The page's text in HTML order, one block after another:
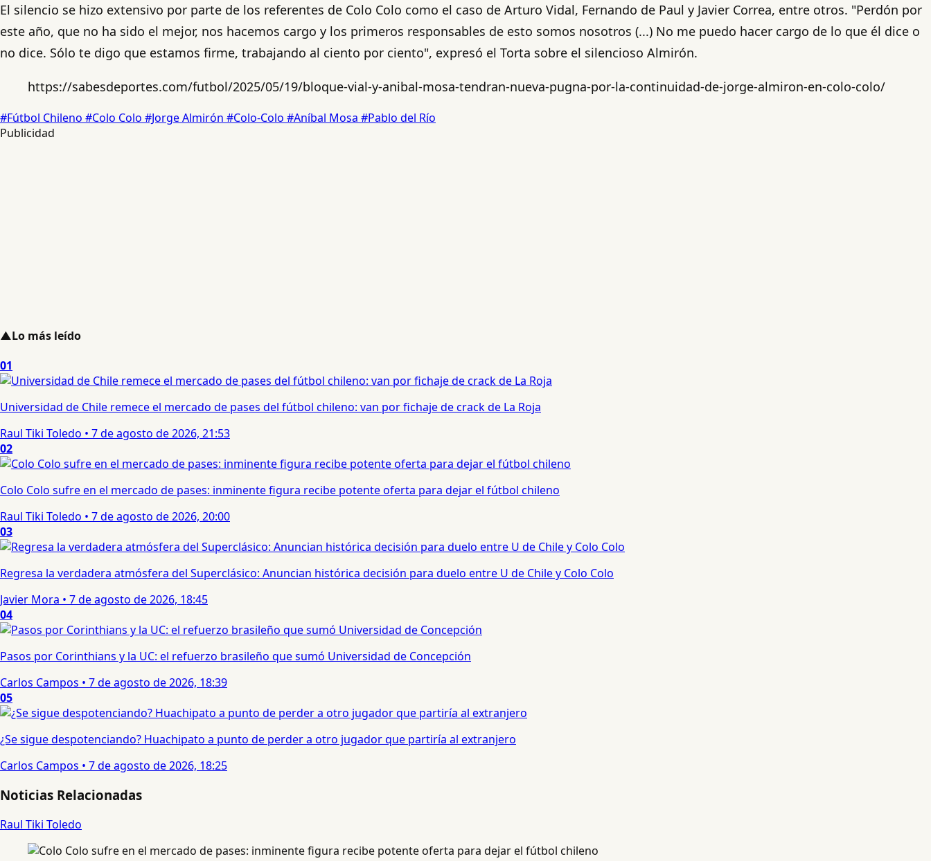
El silencio se hizo extensivo por parte de los referentes de Colo Colo como el caso de Arturo Vidal, Fernando de Paul y Javier Correa, entre otros. "Perdón por
este año, que no ha sido el mejor, nos hacemos cargo y los primeros responsables de esto somos nosotros (...) No me puedo hacer cargo de lo que él dice o
no dice. Sólo te digo que estamos firme, trabajando al ciento por ciento", expresó el Torta sobre el silencioso Almirón.
https://sabesdeportes.com/futbol/2025/05/19/bloque-vial-y-anibal-mosa-tendran-nueva-pugna-por-la-continuidad-de-jorge-almiron-en-colo-colo/
#Fútbol Chileno #Colo Colo #Jorge Almirón #Colo-Colo #Aníbal Mosa #Pablo del Río
Publicidad
▲Lo más leído
01
Universidad de Chile remece el mercado de pases del fútbol chileno: van por fichaje de crack de La Roja
Raul Tiki Toledo • 7 de agosto de 2026, 21:53
02
Colo Colo sufre en el mercado de pases: inminente figura recibe potente oferta para dejar el fútbol chileno
Raul Tiki Toledo • 7 de agosto de 2026, 20:00
03
Regresa la verdadera atmósfera del Superclásico: Anuncian histórica decisión para duelo entre U de Chile y Colo Colo
Javier Mora • 7 de agosto de 2026, 18:45
04
Pasos por Corinthians y la UC: el refuerzo brasileño que sumó Universidad de Concepción
Carlos Campos • 7 de agosto de 2026, 18:39
05
¿Se sigue despotenciando? Huachipato a punto de perder a otro jugador que partiría al extranjero
Carlos Campos • 7 de agosto de 2026, 18:25
Noticias Relacionadas
Raul Tiki Toledo